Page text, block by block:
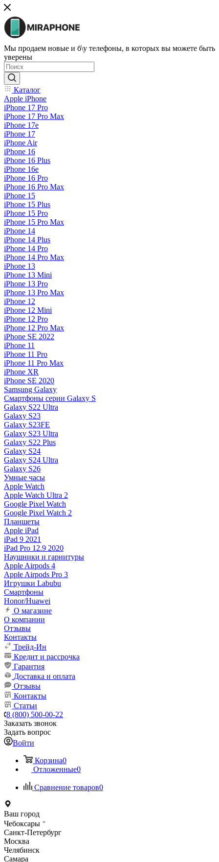
Мы продаем новые и б\у телефоны, в которых вы можете быть
уверены
Каталог
Apple iPhone
iPhone 17 Pro
iPhone 17 Pro Max
iPhone 17e
iPhone 17
iPhone Air
iPhone 16
iPhone 16 Plus
iPhone 16e
iPhone 16 Pro
iPhone 16 Pro Max
iPhone 15
iPhone 15 Plus
iPhone 15 Pro
iPhone 15 Pro Max
iPhone 14
iPhone 14 Plus
iPhone 14 Pro
iPhone 14 Pro Max
iPhone 13
iPhone 13 Mini
iPhone 13 Pro
iPhone 13 Pro Max
iPhone 12
iPhone 12 Mini
iPhone 12 Pro
iPhone 12 Pro Max
iPhone SE 2022
iPhone 11
iPhone 11 Pro
iPhone 11 Pro Max
iPhone XR
iPhone SE 2020
Samsung Galaxy
Смартфоны серии Galaxy S
Galaxy S22 Ultra
Galaxy S23
Galaxy S23FE
Galaxy S23 Ultra
Galaxy S22 Plus
Galaxy S24
Galaxy S24 Ultra
Galaxy S26
Умные часы
Apple Watch
Apple Watch Ultra 2
Google Pixel Watch
Google Pixel Watch 2
Планшеты
Apple iPad
iPad 9 2021
iPad Pro 12.9 2020
Наушники и гарнитуры
Apple Airpods 4
Apple Airpods Pro 3
Игрушки Labubu
Смартфоны
Honor/Huawei
О магазине
О компании
Отзывы
Контакты
Трейд-Ин
Кредит и рассрочка
Гарантия
Доставка и оплата
Отзывы
Контакты
Статьи
8 (800) 500-00-22
Заказать звонок
Задать вопрос
Войти
Корзина0
Отложенные0
Сравнение товаров0
Ваш город
Чебоксары
Санкт-Петербург
Москва
Челябинск
Самара